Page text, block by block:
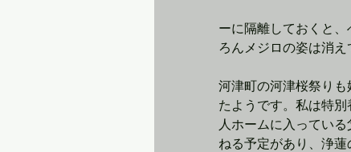
ーに隔離しておくと
ろんメジロの姿は消え
河津町の河津桜祭りも
たようです。私は特別
人ホームに入っている
ねる予定があり、浄蓮